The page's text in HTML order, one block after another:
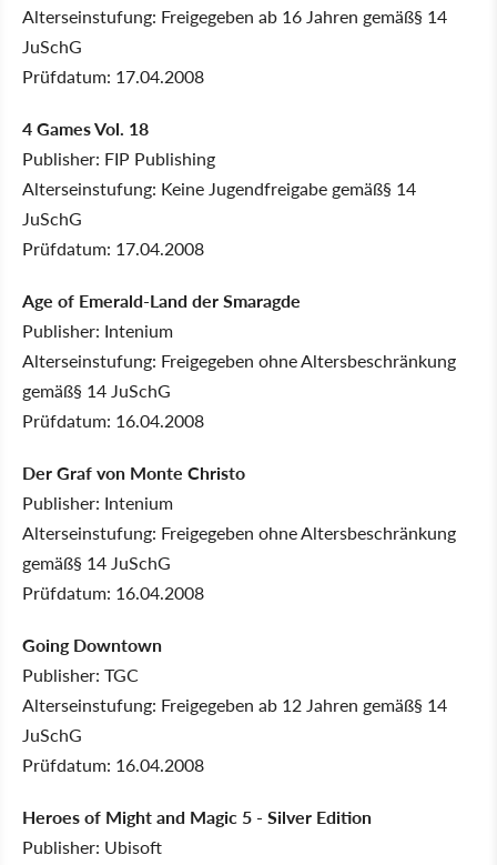
Alterseinstufung: Freigegeben ab 16 Jahren gemäß§ 14
JuSchG
Prüfdatum: 17.04.2008
4 Games Vol. 18
Publisher: FIP Publishing
Alterseinstufung: Keine Jugendfreigabe gemäß§ 14
JuSchG
Prüfdatum: 17.04.2008
Age of Emerald-Land der Smaragde
Publisher: Intenium
Alterseinstufung: Freigegeben ohne Altersbeschränkung
gemäß§ 14 JuSchG
Prüfdatum: 16.04.2008
Der Graf von Monte Christo
Publisher: Intenium
Alterseinstufung: Freigegeben ohne Altersbeschränkung
gemäß§ 14 JuSchG
Prüfdatum: 16.04.2008
Going Downtown
Publisher: TGC
Alterseinstufung: Freigegeben ab 12 Jahren gemäß§ 14
JuSchG
Prüfdatum: 16.04.2008
Heroes of Might and Magic 5 - Silver Edition
Publisher: Ubisoft